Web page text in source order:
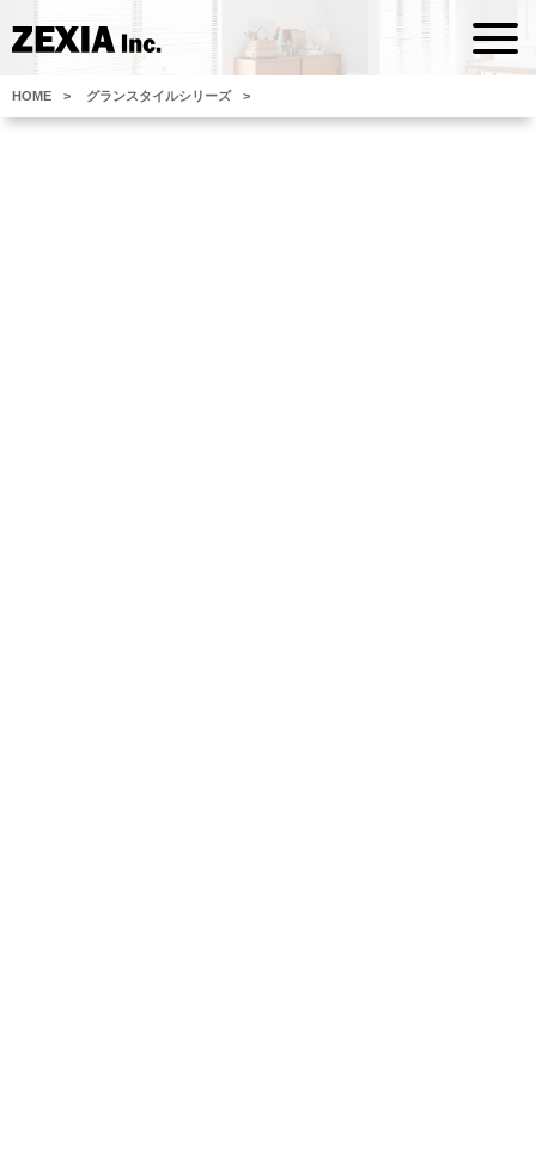
HOME グランスタイルシリーズ